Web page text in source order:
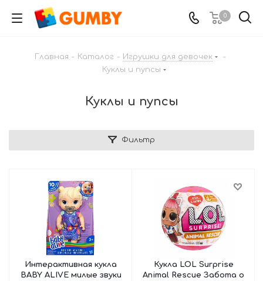
0
Главная - Каталог - Игрушки для девочек
-
Куклы и пупсы
Куклы и пупсы
Фильтр
Интерактивная кукла
BABY ALIVE милые звуки
Кукла LOL Surprise
Animal Rescue Забота о